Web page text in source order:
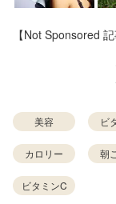
【Not Sponsored 記
美容 ビ
カロリー 朝
ビタミンC